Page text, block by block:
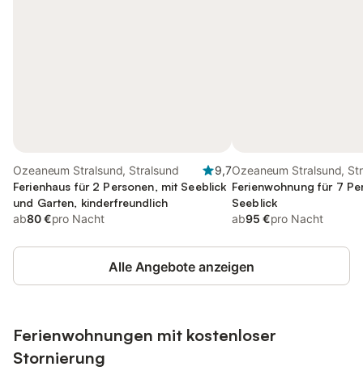
Ozeaneum Stralsund, Stralsund
9,7
Ferienhaus für 2 Personen, mit Seeblick
und Garten, kinderfreundlich
ab80 €pro Nacht
Ozeaneum Stralsund,
Ferienwohnung für 7
Seeblick
ab95 €pro Nacht
Alle Angebote anzeigen
Ferienwohnungen mit kostenloser
Stornierung